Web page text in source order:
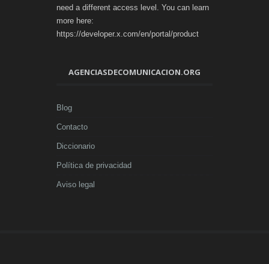
need a different access level. You can learn
more here:
https://developer.x.com/en/portal/product
AGENCIASDECOMUNICACION.ORG
Blog
Contacto
Diccionario
Política de privacidad
Aviso legal